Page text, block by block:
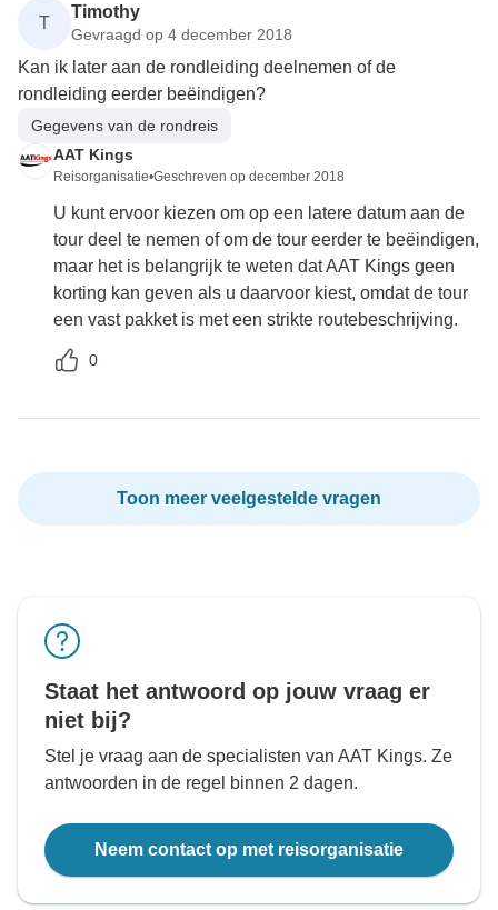
T
Timothy
Gevraagd op 4 december 2018
Kan ik later aan de rondleiding deelnemen of de
rondleiding eerder beëindigen?
Gegevens van de rondreis
AAT Kings
Reisorganisatie•Geschreven op december 2018
U kunt ervoor kiezen om op een latere datum aan de
tour deel te nemen of om de tour eerder te beëindigen,
maar het is belangrijk te weten dat AAT Kings geen
korting kan geven als u daarvoor kiest, omdat de tour
een vast pakket is met een strikte routebeschrijving.
0
Toon meer veelgestelde vragen
Staat het antwoord op jouw vraag er
niet bij?
Stel je vraag aan de specialisten van AAT Kings. Ze
antwoorden in de regel binnen 2 dagen.
Neem contact op met reisorganisatie